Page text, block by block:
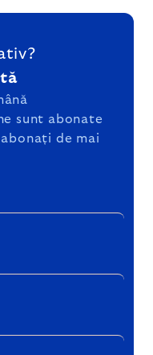
sunt abonate
de mai